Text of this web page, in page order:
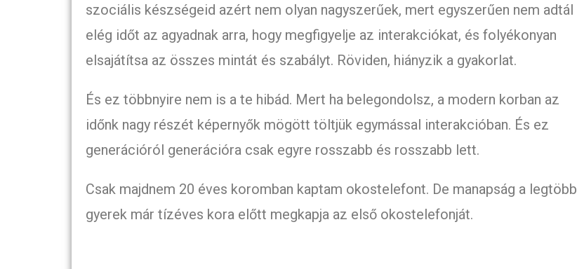
szociális készségeid azért nem olyan nagyszerűek, mert egyszerűen nem adtál
elég időt az agyadnak arra, hogy megfigyelje az interakciókat, és folyékonyan
elsajátítsa az összes mintát és szabályt. Röviden, hiányzik a gyakorlat.
És ez többnyire nem is a te hibád. Mert ha belegondolsz, a modern korban az
időnk nagy részét képernyők mögött töltjük egymással interakcióban. És ez
generációról generációra csak egyre rosszabb és rosszabb lett.
Csak majdnem 20 éves koromban kaptam okostelefont. De manapság a legtöbb
gyerek már tízéves kora előtt megkapja az első okostelefonját.